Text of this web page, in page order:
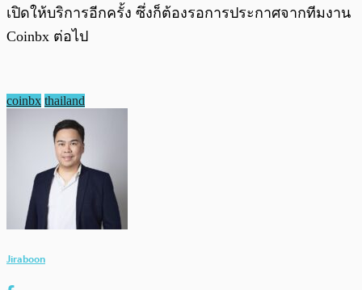
เปิดให้บริการอีกครั้ง ซึ่งก็ต้องรอการประกาศจากทีมงาน
Coinbx ต่อไป
coinbx thailand
Jiraboon